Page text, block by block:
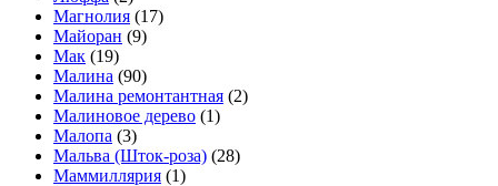
Магнолия (17)
Майоран (9)
Мак (19)
Малина (90)
Малина ремонтантная (2)
Малиновое дерево (1)
Малопа (3)
Мальва (Шток-роза) (28)
Маммиллярия (1)